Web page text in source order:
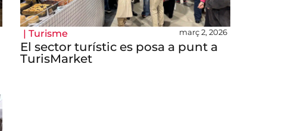
| Turisme març 2, 2026
El sector turístic es posa a punt a
TurisMarket